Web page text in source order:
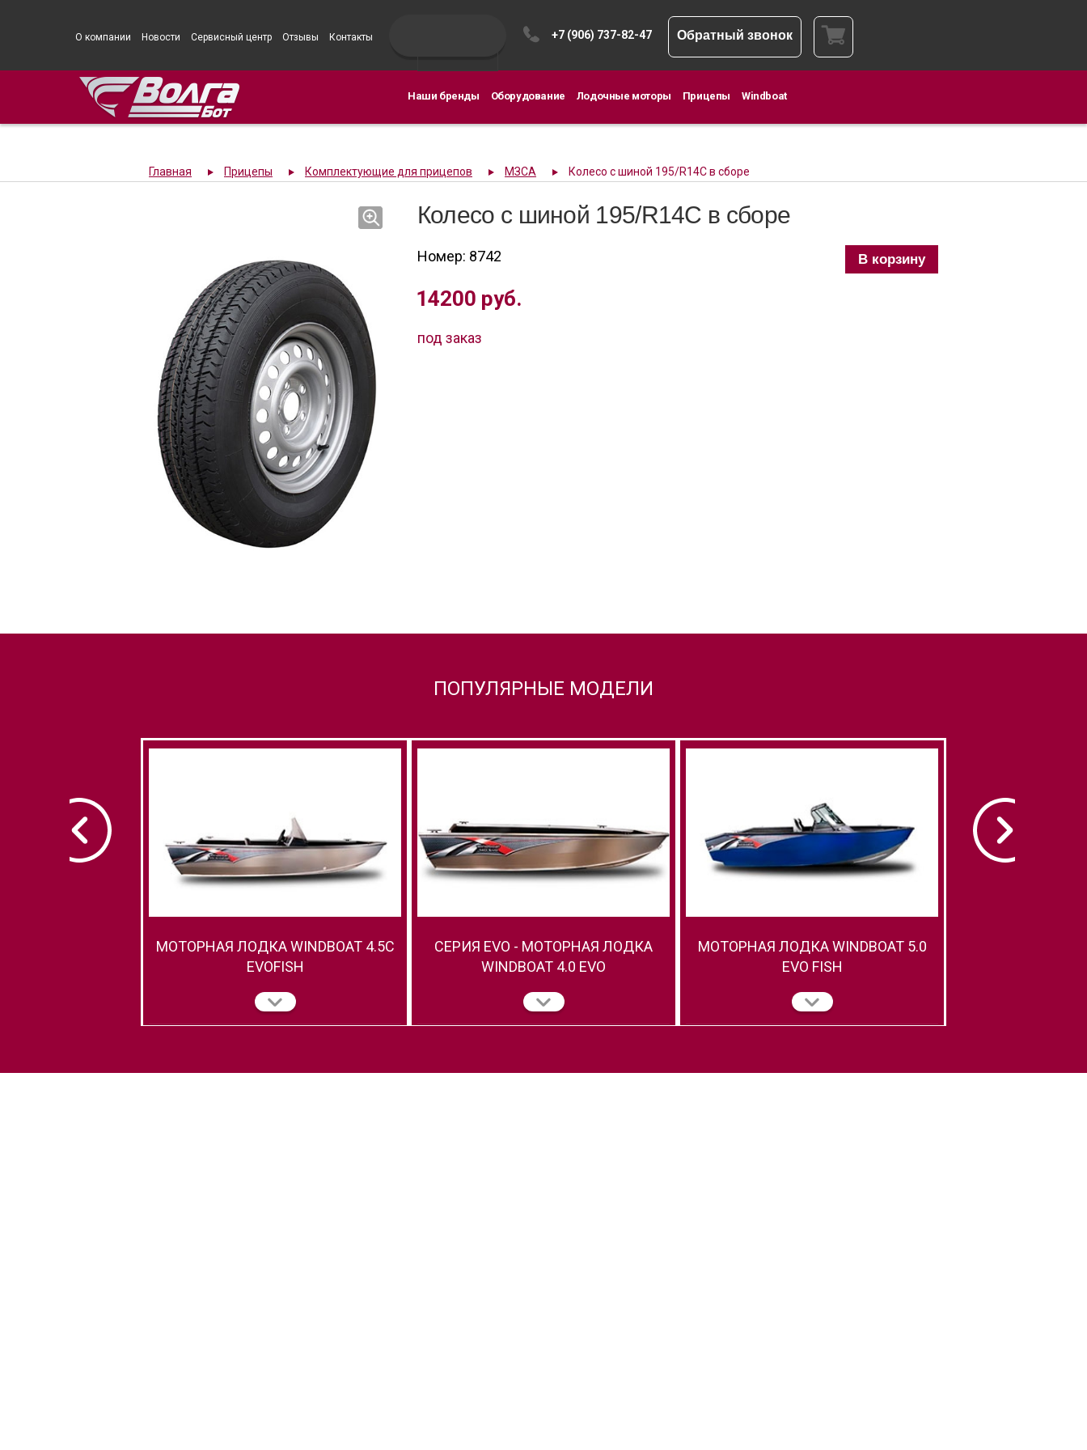
О компании Новости Сервисный центр Отзывы Контакты +7 (906) 737-82-47 Обратный звонок
Наши бренды Оборудование Лодочные моторы Прицепы Windboat
Главная Прицепы Комплектующие для прицепов МЗСА Колесо с шиной 195/R14С в сборе
Колесо с шиной 195/R14С в сборе
В корзину
Номер: 8742
14200 руб.
под заказ
ПОПУЛЯРНЫЕ МОДЕЛИ
МОТОРНАЯ ЛОДКА WINDBOAT 4.5C
EVOFISH
СЕРИЯ EVO - МОТОРНАЯ ЛОДКА
WINDBOAT 4.0 EVO
МОТОРНАЯ ЛОДКА WINDBOAT 5.0
EVO FISH